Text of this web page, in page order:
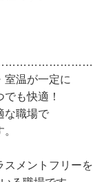
室温が一定に
も快適！
な職場で
スメントフリーを